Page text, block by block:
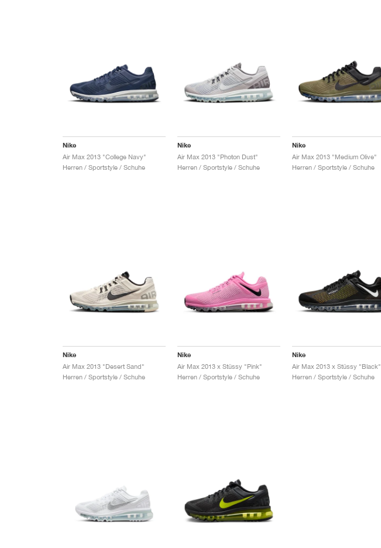
Nike
Air Max 2013 "College Navy"
Herren / Sportstyle / Schuhe
Nike
Air Max 2013 "Photon Dust"
Herren / Sportstyle / Schuhe
Nike
Air Max 2013 "Medium Olive"
Herren / Sportstyle / Schuhe
Nike
Air Max 2013 "Desert Sand"
Herren / Sportstyle / Schuhe
Nike
Air Max 2013 x Stüssy "Pink"
Herren / Sportstyle / Schuhe
Nike
Air Max 2013 x Stüssy "Black"
Herren / Sportstyle / Schuhe